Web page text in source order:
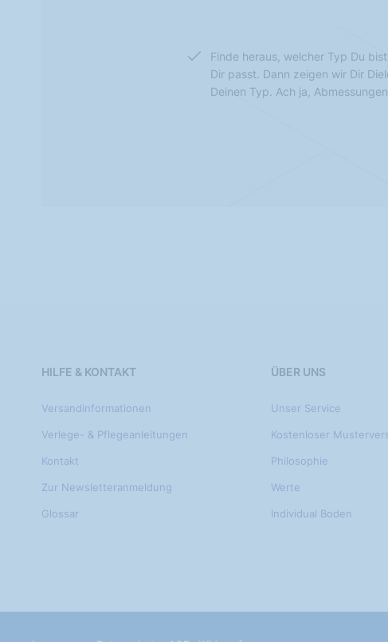
Finde heraus, welcher Typ Du
Dir passt. Dann zeigen wir Dir
Deinen Typ. Ach ja,
HILFE & KONTAKT
Versandinformationen
Verlege- & Pflegeanleitungen
Kontakt
Zur Newsletteranmeldung
Glossar
ÜBER UNS
Unser Service
Kostenloser
Philosophie
Werte
Individual Boden